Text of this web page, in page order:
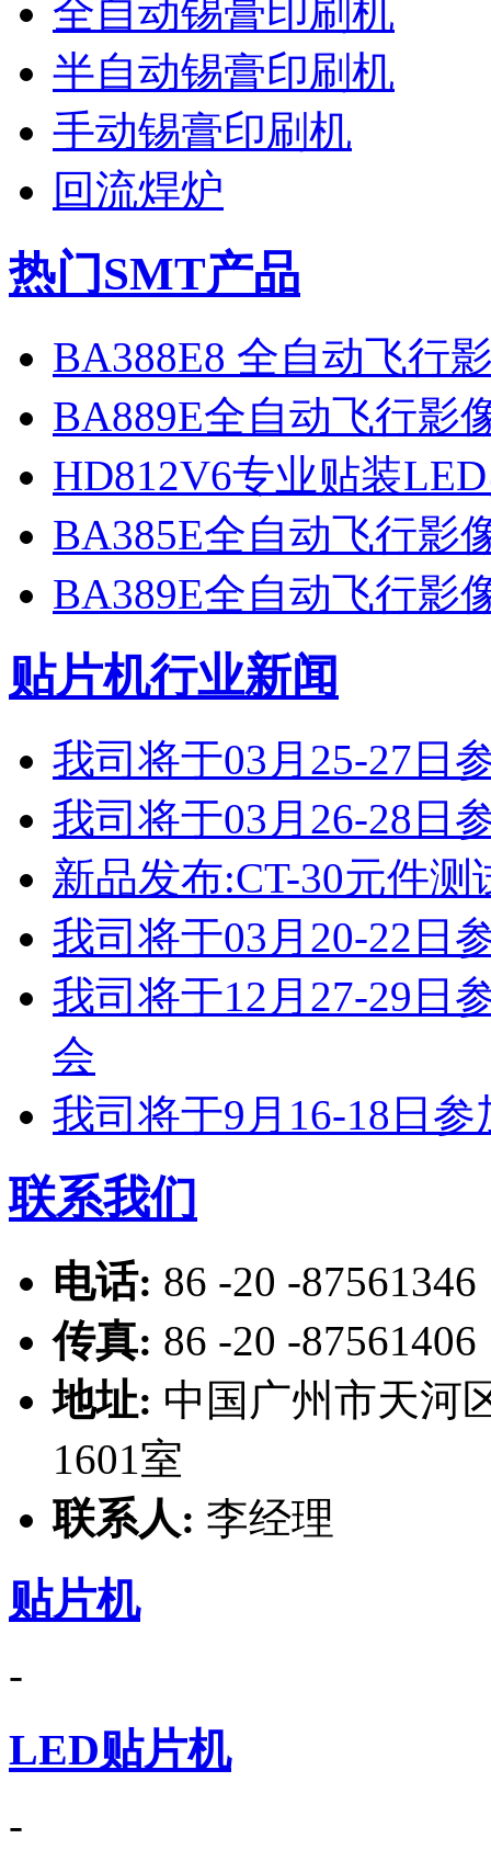
全自动锡膏印刷机
半自动锡膏印刷机
手动锡膏印刷机
回流焊炉
热门SMT产品
BA388E8 全自动飞行
BA889E全自动飞行影
HD812V6专业贴装
BA385E全自动飞行影
BA389E全自动飞行影
贴片机行业新闻
我司将于03月25-27日
我司将于03月26-28日
新品发布:CT-30元件测
我司将于03月20-22日
我司将于12月27-29日
会
我司将于9月16-18日
联系我们
电话: 86 -20 -87561346
传真: 86 -20 -87561406
地址: 中国广州市天河
1601室
联系人: 李经理
贴片机
-
LED贴片机
-